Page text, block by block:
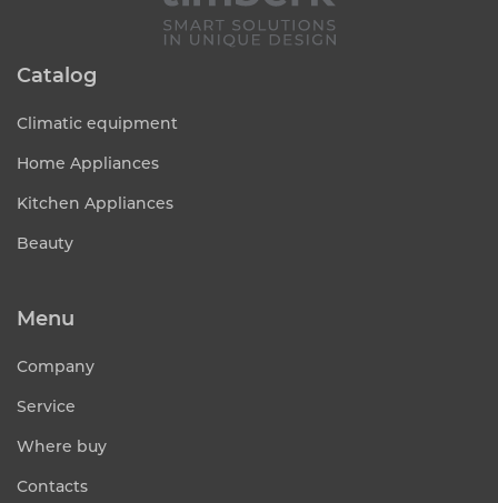
Catalog
Climatic equipment
Home Appliances
Kitchen Appliances
Beauty
Menu
Company
Service
Where buy
Contacts